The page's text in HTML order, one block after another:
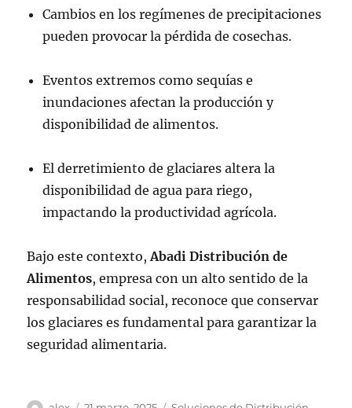
Cambios en los regímenes de precipitaciones
pueden provocar la pérdida de cosechas.
Eventos extremos como sequías e
inundaciones afectan la producción y
disponibilidad de alimentos.
El derretimiento de glaciares altera la
disponibilidad de agua para riego,
impactando la productividad agrícola.
Bajo este contexto,Abadi Distribución de
Alimentos, empresa con un alto sentido de la
responsabilidad social, reconoce que conservar
los glaciares es fundamental para garantizar la
seguridad alimentaria.